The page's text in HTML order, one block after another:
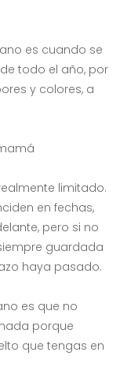
es cuando se
todo el año, por
y colores, a
limitado.
en fechas,
pero si no
guardada
haya pasado.
es que no
porque
que tengas en